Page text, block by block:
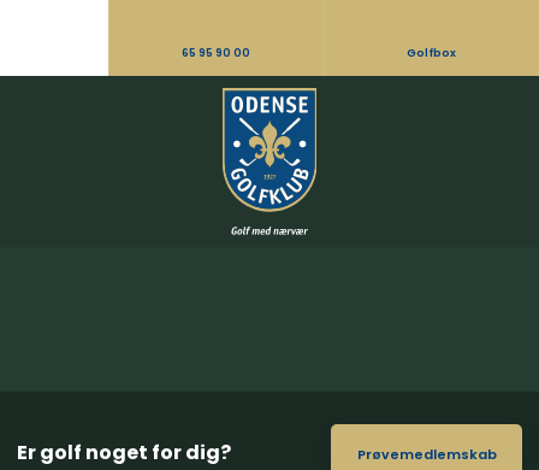
65 95 90 00 Golfbox
Er golf noget for dig? Prøvemedlemskab